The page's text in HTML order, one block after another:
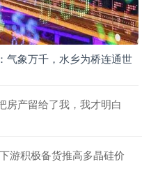
气象万千，水乡为桥连通世
房产留给了我，我才明白
游积极备货推高多晶硅价